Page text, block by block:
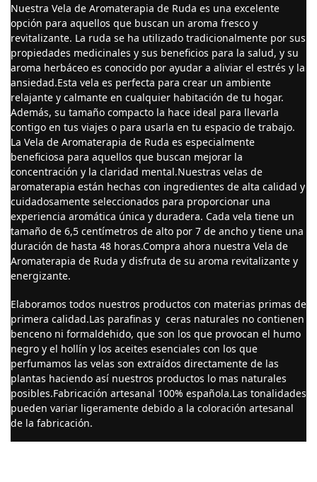
Nuestra Vela de Aromaterapia de Ruda es una excelente
opción para aquellos que buscan un aroma fresco y
revitalizante. La ruda se ha utilizado tradicionalmente por sus
propiedades medicinales y sus beneficios para la salud, y su
aroma herbáceo es conocido por ayudar a aliviar el estrés y la
ansiedad.Esta vela es perfecta para crear un ambiente
relajante y calmante en cualquier habitación de tu hogar.
Además, su tamaño compacto la hace ideal para llevarla
contigo en tus viajes o para usarla en tu espacio de trabajo.
La Vela de Aromaterapia de Ruda es especialmente
beneficiosa para aquellos que buscan mejorar la
concentración y la claridad mental.Nuestras velas de
aromaterapia están hechas con ingredientes de alta calidad y
cuidadosamente seleccionados para proporcionar una
experiencia aromática única y duradera. Cada vela tiene un
tamaño de 6,5 centímetros de alto por 7 de ancho y tiene una
duración de hasta 48 horas.Compra ahora nuestra Vela de
Aromaterapia de Ruda y disfruta de su aroma revitalizante y
energizante.
Elaboramos todos nuestros productos con materias primas de
primera calidad.Las parafinas y ceras naturales no contienen
benceno ni formaldehido, que son los que provocan el humo
negro y el hollín y los aceites esenciales con los que
perfumamos las velas son extraídos directamente de las
plantas haciendo así nuestros productos lo mas naturales
posibles.Fabricación artesanal 100% española.Las tonalidades
pueden variar ligeramente debido a la coloración artesanal
de la fabricación.